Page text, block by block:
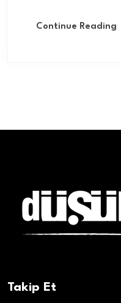
Continue Reading
Takip Et